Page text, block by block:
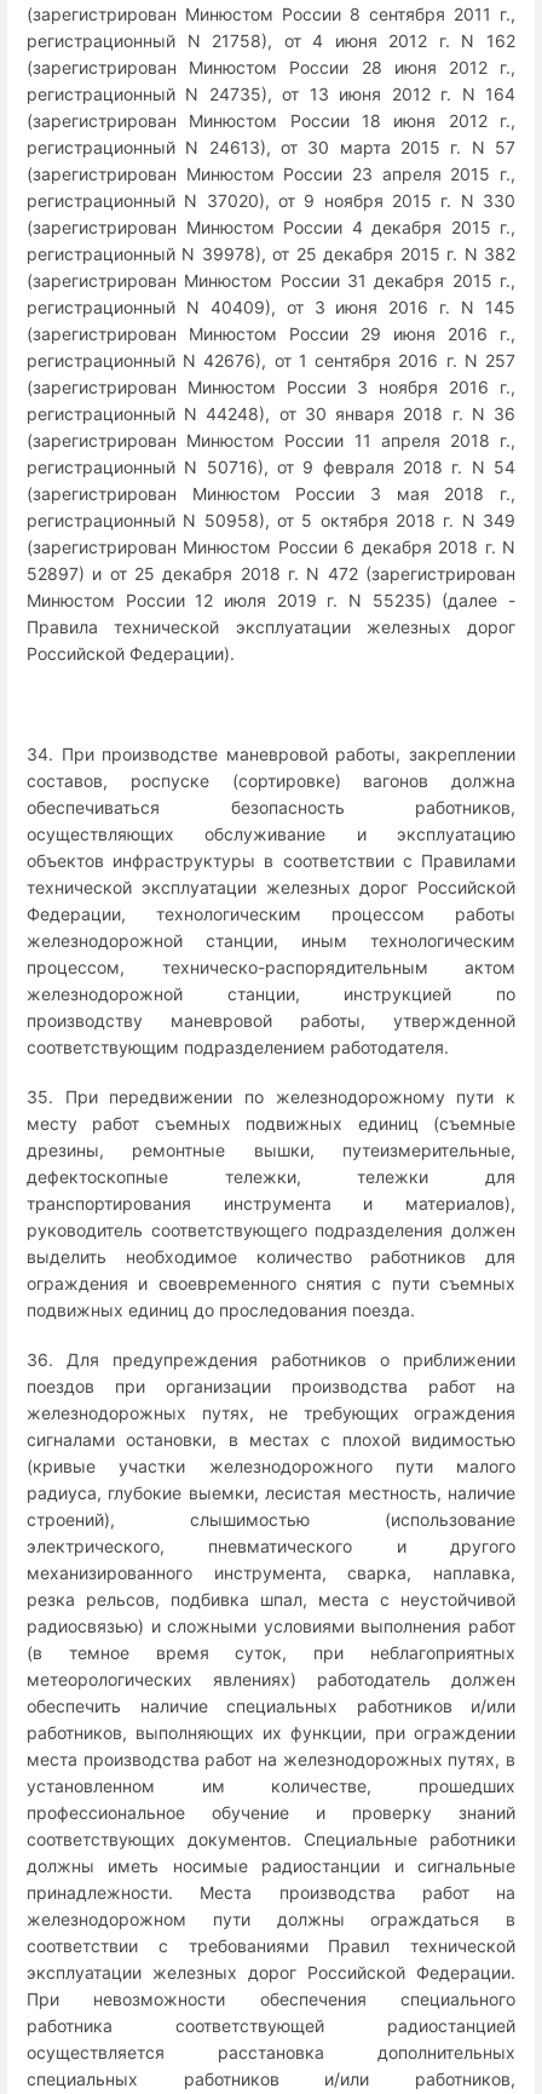
(зарегистрирован Минюстом России 8 сентября 2011 г.,
регистрационный N 21758), от 4 июня 2012 г. N 162
(зарегистрирован Минюстом России 28 июня 2012 г.,
регистрационный N 24735), от 13 июня 2012 г. N 164
(зарегистрирован Минюстом России 18 июня 2012 г.,
регистрационный N 24613), от 30 марта 2015 г. N 57
(зарегистрирован Минюстом России 23 апреля 2015 г.,
регистрационный N 37020), от 9 ноября 2015 г. N 330
(зарегистрирован Минюстом России 4 декабря 2015 г.,
регистрационный N 39978), от 25 декабря 2015 г. N 382
(зарегистрирован Минюстом России 31 декабря 2015 г.,
регистрационный N 40409), от 3 июня 2016 г. N 145
(зарегистрирован Минюстом России 29 июня 2016 г.,
регистрационный N 42676), от 1 сентября 2016 г. N 257
(зарегистрирован Минюстом России 3 ноября 2016 г.,
регистрационный N 44248), от 30 января 2018 г. N 36
(зарегистрирован Минюстом России 11 апреля 2018 г.,
регистрационный N 50716), от 9 февраля 2018 г. N 54
(зарегистрирован Минюстом России 3 мая 2018 г.,
регистрационный N 50958), от 5 октября 2018 г. N 349
(зарегистрирован Минюстом России 6 декабря 2018 г. N
52897) и от 25 декабря 2018 г. N 472 (зарегистрирован
Минюстом России 12 июля 2019 г. N 55235) (далее -
Правила технической эксплуатации железных дорог
Российской Федерации).
34. При производстве маневровой работы, закреплении
составов, роспуске (сортировке) вагонов должна
обеспечиваться безопасность работников,
осуществляющих обслуживание и эксплуатацию
объектов инфраструктуры в соответствии с Правилами
технической эксплуатации железных дорог Российской
Федерации, технологическим процессом работы
железнодорожной станции, иным технологическим
процессом, техническо-распорядительным актом
железнодорожной станции, инструкцией по
производству маневровой работы, утвержденной
соответствующим подразделением работодателя.
35. При передвижении по железнодорожному пути к
месту работ съемных подвижных единиц (съемные
дрезины, ремонтные вышки, путеизмерительные,
дефектоскопные тележки, тележки для
транспортирования инструмента и материалов),
руководитель соответствующего подразделения должен
выделить необходимое количество работников для
ограждения и своевременного снятия с пути съемных
подвижных единиц до проследования поезда.
36. Для предупреждения работников о приближении
поездов при организации производства работ на
железнодорожных путях, не требующих ограждения
сигналами остановки, в местах с плохой видимостью
(кривые участки железнодорожного пути малого
радиуса, глубокие выемки, лесистая местность, наличие
строений), слышимостью (использование
электрического, пневматического и другого
механизированного инструмента, сварка, наплавка,
резка рельсов, подбивка шпал, места с неустойчивой
радиосвязью) и сложными условиями выполнения работ
(в темное время суток, при неблагоприятных
метеорологических явлениях) работодатель должен
обеспечить наличие специальных работников и/или
работников, выполняющих их функции, при ограждении
места производства работ на железнодорожных путях, в
установленном им количестве, прошедших
профессиональное обучение и проверку знаний
соответствующих документов. Специальные работники
должны иметь носимые радиостанции и сигнальные
принадлежности. Места производства работ на
железнодорожном пути должны ограждаться в
соответствии с требованиями Правил технической
эксплуатации железных дорог Российской Федерации.
При невозможности обеспечения специального
работника соответствующей радиостанцией
осуществляется расстановка дополнительных
специальных работников и/или работников,